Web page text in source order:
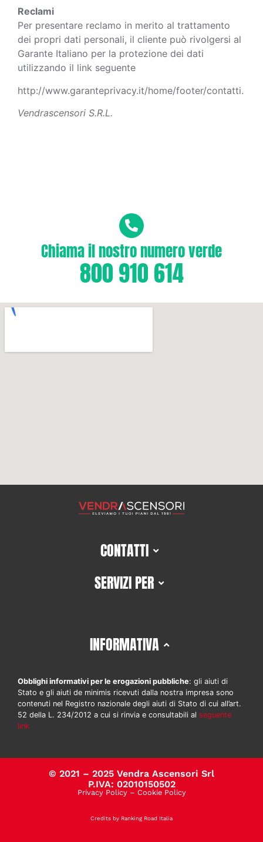
Reclami
Per presentare reclamo in merito al trattamento
dei propri dati personali, il cliente può rivolgersi al
Garante Italiano per la protezione dei dati
utilizzando il link seguente
http://www.garanteprivacy.it/home/footer/contatti.
Vendrascensori S.R.L.
Chiama il nostro numero verde
800 910 614
CONTATTI
SERVIZI PER
INFORMATIVA
Obblighi informativi per le erogazioni pubbliche: gli aiuti di
Stato e gli aiuti de minimis ricevuti dalla nostra impresa sono
contenuti nel Registro nazionale degli aiuti di Stato di cui all’art.
52 della L. 234/2012 a cui si rinvia e consultabili al seguente
link
© 2021 – 2025 Vendra Ascensori Srl
P.IVA: 02010150502
Privacy Policy– Cookie Policy
Credits by Ranking Road Italia